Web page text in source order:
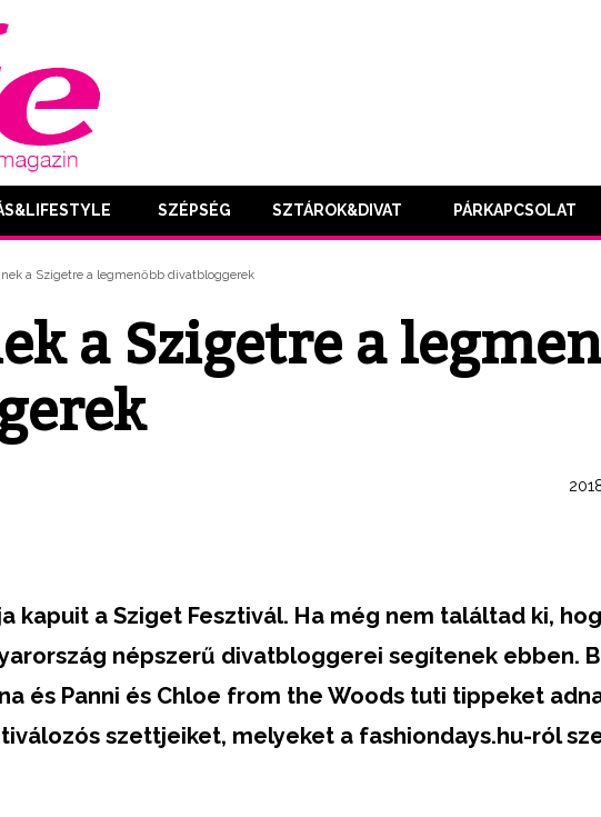
SZÉPSÉG SZTÁROK&DIVAT PÁRKAPCSOLAT
a Szigetre a legmenőbb divatbloggerek
a Szigetre a
kapuit a Sziget Fesztivál. Ha még nem találtad ki,
népszerű divatbloggerei segítenek ebben.
és Panni és Chloe from the Woods tuti tippeket
szettjeiket, melyeket a fashiondays.hu-ról